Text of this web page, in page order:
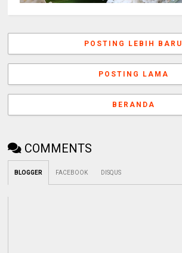
POSTING LEBIH BARU
POSTING LAMA
BERANDA
COMMENTS
BLOGGER FACEBOOK DISQUS